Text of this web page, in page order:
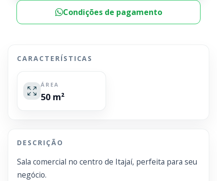
Condições de pagamento
CARACTERÍSTICAS
ÁREA
50 m²
DESCRIÇÃO
Sala comercial no centro de Itajaí, perfeita para seu
negócio.